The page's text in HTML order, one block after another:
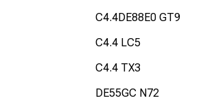
C4.4DE88E0 GT9
C4.4 LC5
C4.4 TX3
DE55GC N72